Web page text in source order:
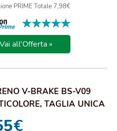
PRIME Totale 7,98€
★★★★★
★★★★★
Vai all'Offerta »
V-BRAKE BS-V09
TAGLIA UNICA
€